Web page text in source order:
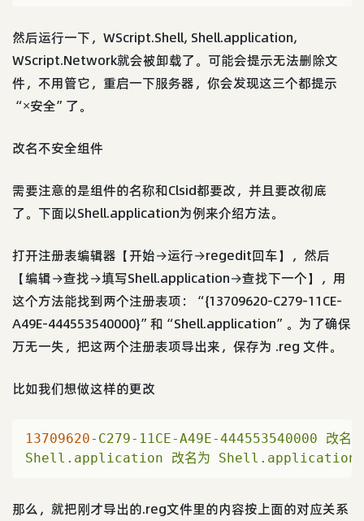
然后运行一下，WScript.Shell, Shell.application,
WScript.Network就会被卸载了。可能会提示无法删除文
件，不用管它，重启一下服务器，你会发现这三个都提示
“×安全”了。
改名不安全组件
需要注意的是组件的名称和Clsid都要改，并且要改彻底
了。下面以Shell.application为例来介绍方法。
打开注册表编辑器【开始→运行→regedit回车】，然后
【编辑→查找→填写Shell.application→查找下一个】，用
这个方法能找到两个注册表项：“{13709620-C279-11CE-
A49E-444553540000}”和“Shell.application”。为了确保
万无一失，把这两个注册表项导出来，保存为 .reg 文件。
比如我们想做这样的更改
13709620-C279-11CE-A49E-444553540000
改名为
Shell.application
改名为
那么，就把刚才导出的.reg文件里的内容按上面的对应关系